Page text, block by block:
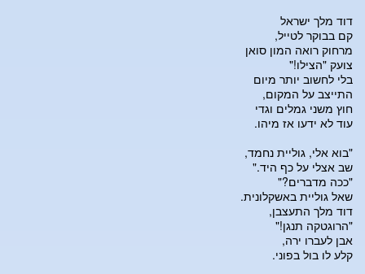
דוד מלך ישראל
קם בבוקר לטייל,
מרחוק רואה המון סואן
צועק "הצילו!"
בלי לחשוב יותר מיום
התייצב על המקום,
חוץ משני גמלים וגדי
עוד לא ידעו אז מיהו.
"בוא אלי, גוליית נחמד,
שב אצלי על כף היד."
"ככה מדברים?"
שאל גוליית באשקלונית.
דוד מלך התעצבן,
"הרוגטקה תנגן!"
אבן לעברו ירה,
קלע לו בול בפוני.